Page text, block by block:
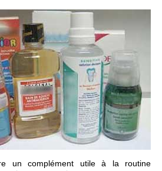
un complément utile à la routine